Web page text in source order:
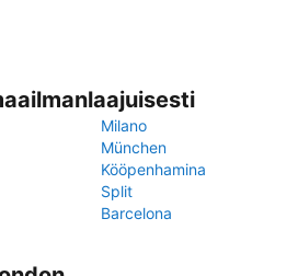
Milano
München
Kööpenhamina
Split
Barcelona